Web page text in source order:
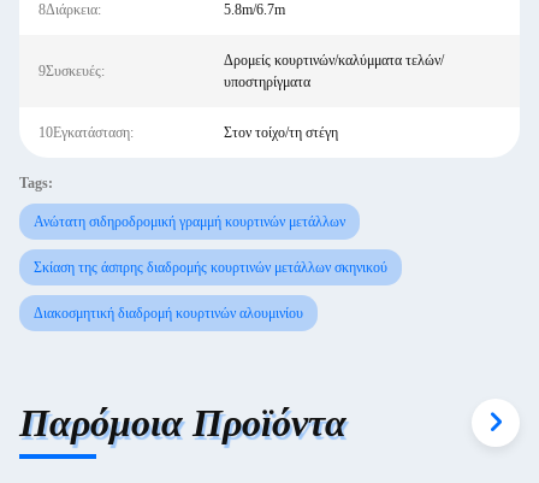
8Διάρκεια: 5.8m/6.7m
9Συσκευές:
Δρομείς κουρτινών/καλύμματα τελών/
υποστηρίγματα
10Εγκατάσταση: Στον τοίχο/τη στέγη
Tags:
Ανώτατη σιδηροδρομική γραμμή κουρτινών μετάλλων
Σκίαση της άσπρης διαδρομής κουρτινών μετάλλων σκηνικού
Διακοσμητική διαδρομή κουρτινών αλουμινίου
Παρόμοια Προϊόντα